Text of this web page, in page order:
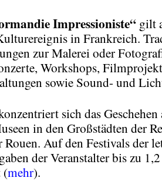
Impressioniste“ gilt
in Frankreich.
zur Malerei oder
Workshops,
sowie Sound- und
sich das Geschehen
in den Großstädten der
Rouen. Auf den Festivals der
der Veranstalter bis zu
(mehr).